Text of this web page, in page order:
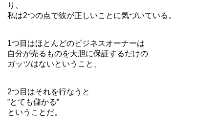
り、
私は2つの点で彼が正しいことに気づいている。
1つ目はほとんどのビジネスオーナーは
自分が売るものを大胆に保証するだけの
ガッツはないということ、
2つ目はそれを行なうと
”とても儲かる”
ということだ。